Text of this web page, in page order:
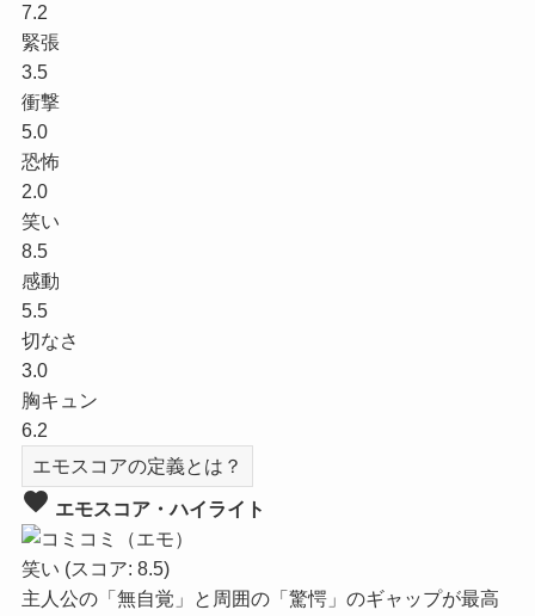
7.2
緊張
3.5
衝撃
5.0
恐怖
2.0
笑い
8.5
感動
5.5
切なさ
3.0
胸キュン
6.2
エモスコアの定義とは？
favorite エモスコア・ハイライト
笑い (スコア: 8.5)
主人公の「無自覚」と周囲の「驚愕」のギャップが最高